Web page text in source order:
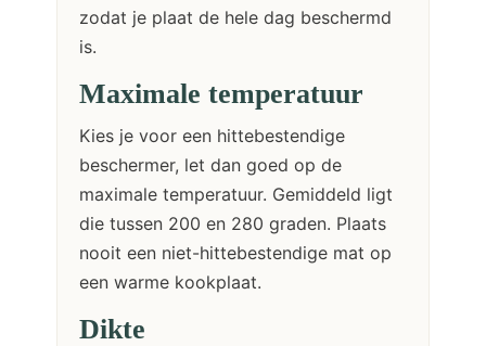
zodat je plaat de hele dag beschermd
is.
Maximale temperatuur
Kies je voor een hittebestendige
beschermer, let dan goed op de
maximale temperatuur. Gemiddeld ligt
die tussen 200 en 280 graden. Plaats
nooit een niet-hittebestendige mat op
een warme kookplaat.
Dikte